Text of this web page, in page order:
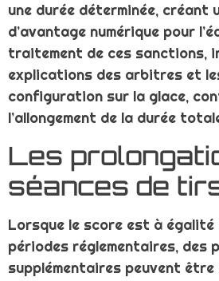
une durée déterminée, créant
d’avantage numérique pour
traitement de ces sanctions,
explications des arbitres et
configuration sur la glace,
l’allongement de la durée
Les
séances de
Lorsque le score est à
périodes réglementaires, des
supplémentaires peuvent